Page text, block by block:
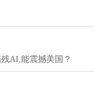
AI,能震撼美国？